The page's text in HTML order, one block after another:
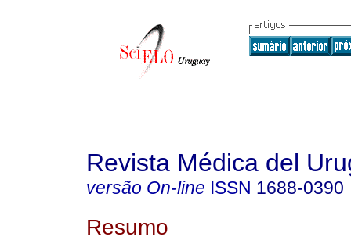
Revista Médica del
versão On-line ISSN 1688-0390
Resumo